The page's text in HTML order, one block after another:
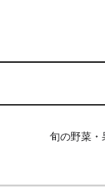
旬の野菜・